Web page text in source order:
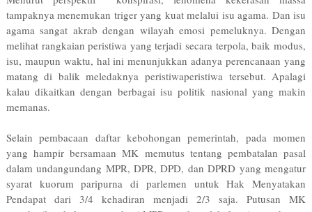
tampaknya menemukan triger yang kuat melalui isu agama. Dan isu
agama sangat akrab dengan wilayah emosi pemeluknya. Dengan
melihat rangkaian peristiwa yang terjadi secara terpola, baik modus,
isu, maupun waktu, hal ini menunjukkan adanya perencanaan yang
matang di balik meledaknya peristiwa­peristiwa tersebut. Apalagi
kalau dikaitkan dengan berbagai isu politik nasional yang makin
memanas.
Selain pembacaan daftar kebohongan pemerintah, pada momen
yang hampir bersamaan MK memutus tentang pembatalan pasal
dalam undang­undang MPR, DPR, DPD, dan DPRD yang mengatur
syarat kuorum paripurna di parlemen untuk Hak Menyatakan
Pendapat dari 3/4 kehadiran menjadi 2/3 saja. Putusan MK